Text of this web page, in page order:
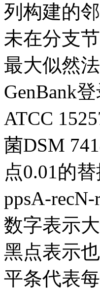
列构建的
未在分支
最大似然
GenBank
ATCC
菌DSM
点0.01的
ppsA-
数字表示
黑点表示
平条代表